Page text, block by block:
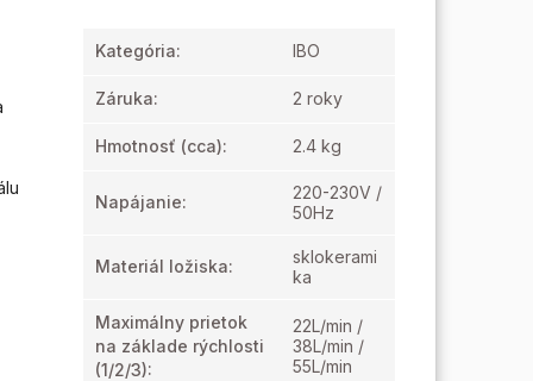
Kategória: IBO
Záruka: 2 roky
Hmotnosť (cca): 2.4 kg
Napájanie:
220-230V /
50Hz
Materiál ložiska:
sklokerami
ka
Maximálny prietok
na základe rýchlosti
(1/2/3):
22L/min /
38L/min /
55L/min